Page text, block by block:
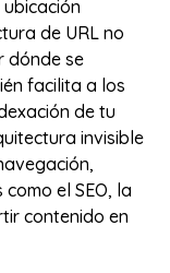
de URL no
dónde se
facilita a los
de tu
invisible
el SEO, la
contenido en